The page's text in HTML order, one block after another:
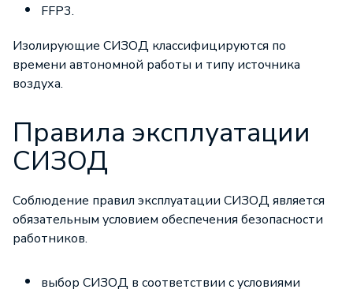
FFP3.
Изолирующие СИЗОД классифицируются по
времени автономной работы и типу источника
воздуха.
Правила эксплуатации
СИЗОД
Соблюдение правил эксплуатации СИЗОД является
обязательным условием обеспечения безопасности
работников.
выбор СИЗОД в соответствии с условиями